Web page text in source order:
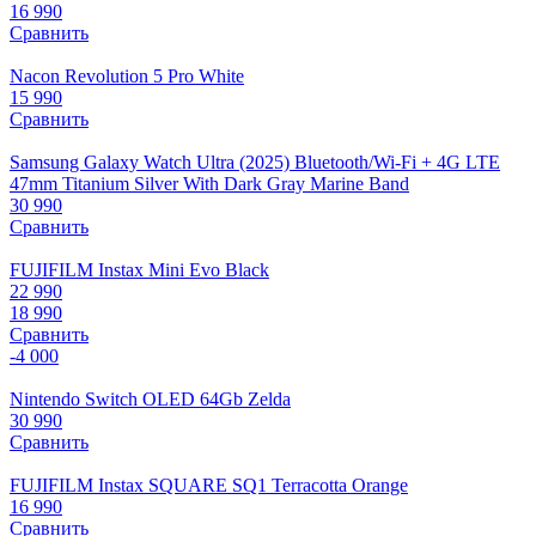
16 990
Сравнить
Nacon Revolution 5 Pro White
15 990
Сравнить
Samsung Galaxy Watch Ultra (2025) Bluetooth/Wi-Fi + 4G LTE
47mm Titanium Silver With Dark Gray Marine Band
30 990
Сравнить
FUJIFILM Instax Mini Evo Black
22 990
18 990
Сравнить
-4 000
Nintendo Switch OLED 64Gb Zelda
30 990
Сравнить
FUJIFILM Instax SQUARE SQ1 Terracotta Orange
16 990
Сравнить